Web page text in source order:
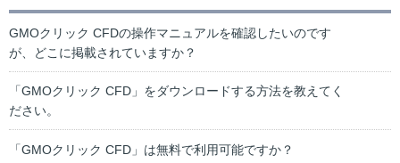
GMOクリック CFDの操作マニュアルを確認したいのです
が、どこに掲載されていますか？
「GMOクリック CFD」をダウンロードする方法を教えてく
ださい。
「GMOクリック CFD」は無料で利用可能ですか？